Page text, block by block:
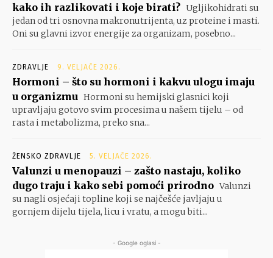
kako ih razlikovati i koje birati? Ugljikohidrati su
jedan od tri osnovna makronutrijenta, uz proteine i masti.
Oni su glavni izvor energije za organizam, posebno...
ZDRAVLJE 9. VELJAČE 2026.
Hormoni – što su hormoni i kakvu ulogu imaju
u organizmu Hormoni su hemijski glasnici koji
upravljaju gotovo svim procesima u našem tijelu – od
rasta i metabolizma, preko sna...
ŽENSKO ZDRAVLJE 5. VELJAČE 2026.
Valunzi u menopauzi – zašto nastaju, koliko
dugo traju i kako sebi pomoći prirodno Valunzi
su nagli osjećaji topline koji se najčešće javljaju u
gornjem dijelu tijela, licu i vratu, a mogu biti...
- Google oglasi -